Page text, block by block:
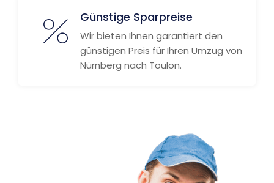
Günstige Sparpreise
Wir bieten Ihnen garantiert den
günstigen Preis für Ihren Umzug von
Nürnberg nach Toulon.